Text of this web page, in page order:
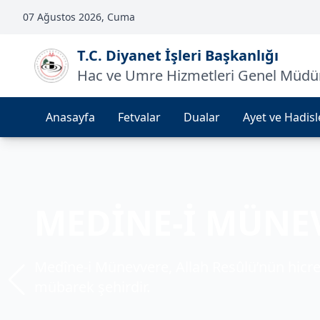
07 Ağustos 2026, Cuma
T.C. Diyanet İşleri Başkanlığı
Hac ve Umre Hizmetleri Genel
Anasayfa Fetvalar Dualar Ayet ve